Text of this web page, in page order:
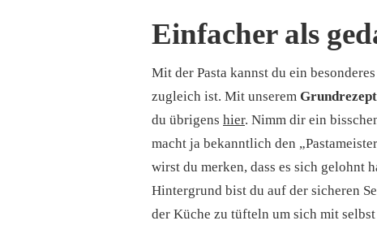
Einfacher als
Mit der Pasta kannst du ein
zugleich ist. Mit unserem Grundrezept
du übrigens hier. Nimm dir ein
macht ja bekanntlich den
wirst du merken, dass es sich gelohnt
Hintergrund bist du auf der sicheren
der Küche zu tüfteln um sich mit